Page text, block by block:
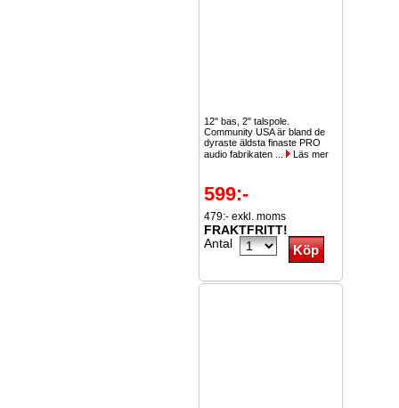
12" bas, 2" talspole.
Community USA är bland de
dyraste äldsta finaste PRO
audio fabrikaten ...
Läs mer
599:-
479:- exkl. moms
FRAKTFRITT!
Antal